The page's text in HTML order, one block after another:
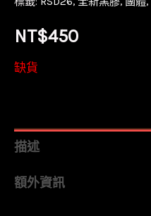
NT$450
缺貨
描述
額外資訊